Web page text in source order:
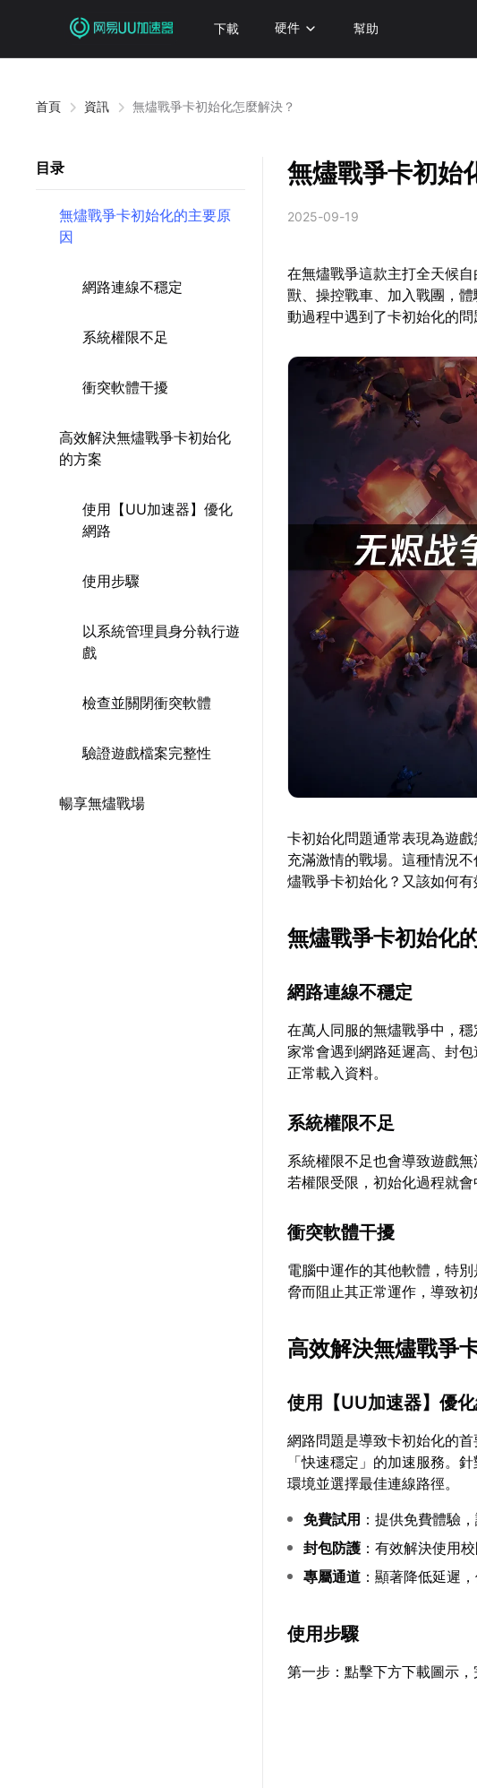
下載 硬件 幫助
首頁 資訊 無燼戰爭卡初始化怎麼解決？
目录
無燼戰爭卡初始化的主要原
因
網路連線不穩定
系統權限不足
衝突軟體干擾
高效解決無燼戰爭卡初始化
的方案
使用【UU加速器】優化
網路
使用步驟
以系統管理員身分執行遊
戲
檢查並關閉衝突軟體
驗證遊戲檔案完整性
暢享無燼戰場
無燼戰爭卡初始
2025-09-19
在無燼戰爭這款主打全天候
獸、操控戰車、加入戰團，
動過程中遇到了卡初始化的
卡初始化問題通常表現為遊
充滿激情的戰場。這種情況
燼戰爭卡初始化？又該如何有
無燼戰爭卡初始化
網路連線不穩定
在萬人同服的無燼戰爭中，
家常會遇到網路延遲高、封
正常載入資料。
系統權限不足
系統權限不足也會導致遊戲
若權限受限，初始化過程就會
衝突軟體干擾
電腦中運作的其他軟體，特
脅而阻止其正常運作，導致初
高效解決無燼戰爭
使用【UU加速器】優
網路問題是導致卡初始化的首
「快速穩定」的加速服務。
環境並選擇最佳連線路徑。
免費試用 ：提供免費體驗
封包防護 ：有效解決使用
專屬通道 ：顯著降低延遲
使用步驟
第一步：點擊下方下載圖示